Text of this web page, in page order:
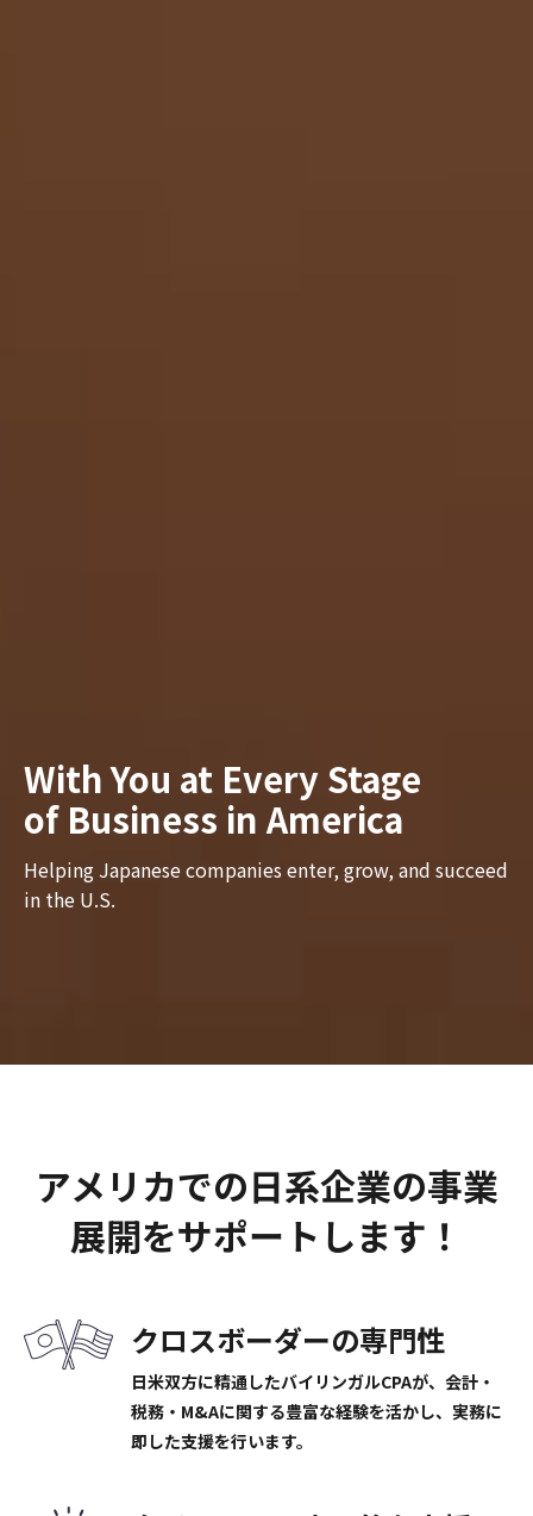
With You at Every Stage
of Business in America
Helping Japanese companies enter, grow, and succeed
in the U.S.
アメリカでの日系企業の事業
展開をサポートします！
クロスボーダーの専門性
日米双方に精通したバイリンガルCPAが、会計・
税務・M&Aに関する豊富な経験を活かし、実務に
即した支援を行います。